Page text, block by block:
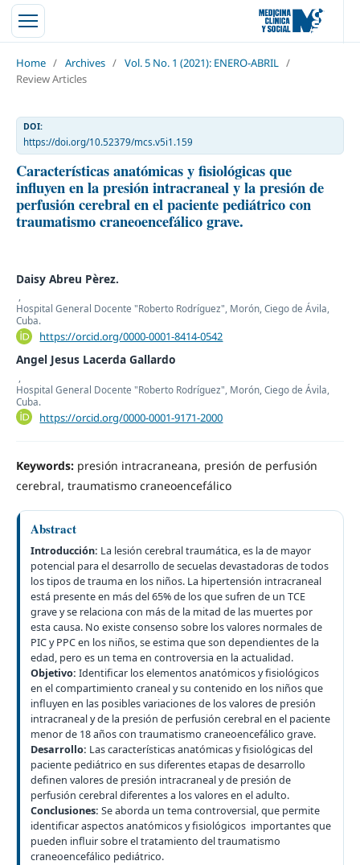
Home / Archives / Vol. 5 No. 1 (2021): ENERO-ABRIL /
Review Articles
DOI:
https://doi.org/10.52379/mcs.v5i1.159
Características anatómicas y fisiológicas que
influyen en la presión intracraneal y la presión de
perfusión cerebral en el paciente pediátrico con
traumatismo craneoencefálico grave.
Daisy Abreu Pèrez.
,
Hospital General Docente "Roberto Rodríguez", Morón, Ciego de Ávila,
Cuba.
https://orcid.org/0000-0001-8414-0542
Angel Jesus Lacerda Gallardo
Hospital General Docente "Roberto Rodríguez", Morón, Ciego de Ávila,
Cuba.
https://orcid.org/0000-0001-9171-2000
Keywords: presión intracraneana, presión de perfusión
cerebral, traumatismo craneoencefálico
Abstract
Introducción: La lesión cerebral traumática, es la de mayor
potencial para el desarrollo de secuelas devastadoras de todos
los tipos de trauma en los niños. La hipertensión intracraneal
está presente en más del 65% de los que sufren de un TCE
grave y se relaciona con más de la mitad de las muertes por
esta causa. No existe consenso sobre los valores normales de
PIC y PPC en los niños, se estima que son dependientes de la
edad, pero es un tema en controversia en la actualidad.
Objetivo: Identificar los elementos anatómicos y fisiológicos
en el compartimiento craneal y su contenido en los niños que
influyen en las posibles variaciones de los valores de presión
intracraneal y de la presión de perfusión cerebral en el paciente
menor de 18 años con traumatismo craneoencefálico grave.
Desarrollo: Las características anatómicas y fisiológicas del
paciente pediátrico en sus diferentes etapas de desarrollo
definen valores de presión intracraneal y de presión de
perfusión cerebral diferentes a los valores en el adulto.
Conclusiones: Se aborda un tema controversial, que permite
identificar aspectos anatómicos y fisiológicos importantes que
pueden influir sobre el tratamiento del traumatismo
craneoencefálico pediátrico.